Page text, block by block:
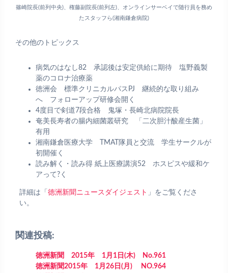
篠崎院長(前列中央)、権藤副院長(前列左)、オンラインサーベイで随行員を務め
たスタッフら(湘南鎌倉病院)
その他のトピックス
病気のはなし82 承認後は安定供給に期待 塩野義製
薬のコロナ治療薬
徳洲会 標準クリニカルパスPJ 継続的な取り組み
へ フォローアップ研修会開く
4度目で剣道7段合格 鬼塚・長崎北病院院長
奄美長寿者の腸内細菌叢研究 「二次胆汁酸産生菌」
有用
湘南鎌倉医療大学 TMAT隊員と交流 学生サークルが
初開催く
読み解く・読み得 紙上医療講演52 ホスピスや緩和ケ
アって?く
詳細は「 徳洲新聞ニュースダイジェスト 」をご覧くださ
い。
関連投稿:
徳洲新聞 2015年 1月1日(木) No.961
徳洲新聞2015年 1月26日(月) NO.964